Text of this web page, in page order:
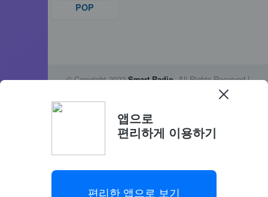
the best experience on our website.
POP
© Copyright 2022Smart Radio. All Rights Reserved |
앱으로
편리하게 이용하기
편리한 앱으로 보기